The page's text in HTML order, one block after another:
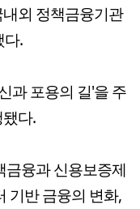
외 정책금융기관
다.
과 포용의 길'을 주
다.
금융과 신용보증제
기반 금융의 변화,